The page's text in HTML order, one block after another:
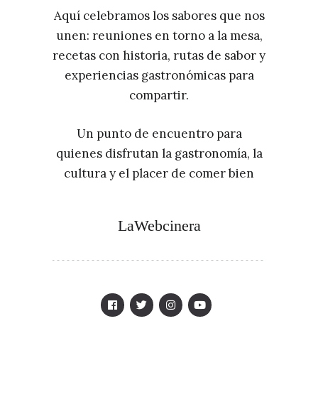
Aquí celebramos los sabores que nos
unen: reuniones en torno a la mesa,
recetas con historia, rutas de sabor y
experiencias gastronómicas para
compartir.
Un punto de encuentro para
quienes disfrutan la gastronomía, la
cultura y el placer de comer bien
LaWebcinera